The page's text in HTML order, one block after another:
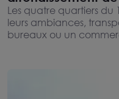
Les quatre quartiers du
leurs ambiances,
bureaux ou un